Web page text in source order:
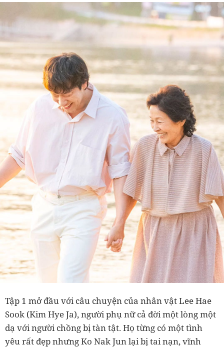
Tập 1 mở đầu với câu chuyện của nhân vật Lee Hae
Sook (Kim Hye Ja), người phụ nữ cả đời một lòng một
dạ với người chồng bị tàn tật. Họ từng có một tình
yêu rất đẹp nhưng Ko Nak Jun lại bị tai nạn, vĩnh